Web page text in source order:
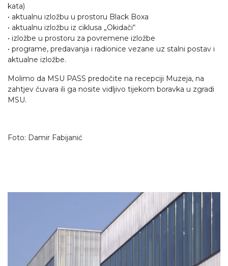
kata)
• aktualnu izložbu u prostoru Black Boxa
• aktualnu izložbu iz ciklusa „Okidači“
• izložbe u prostoru za povremene izložbe
• programe, predavanja i radionice vezane uz stalni postav i
aktualne izložbe.
Molimo da MSU PASS predočite na recepciji Muzeja, na
zahtjev čuvara ili ga nosite vidljivo tijekom boravka u zgradi
MSU.
Foto: Damir Fabijanić